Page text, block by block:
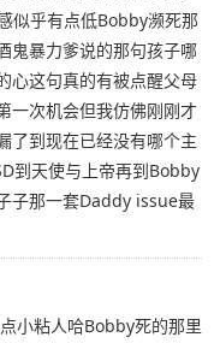
似乎有点低Bobby濒死那
鬼暴力爹说的那句孩子哪
心这句真的有被点醒父母
一次机会但我仿佛刚刚才
了到现在已经没有哪个主
到天使与上帝再到Bobby
子那一套Daddy issue最
小粘人哈Bobby死的那里